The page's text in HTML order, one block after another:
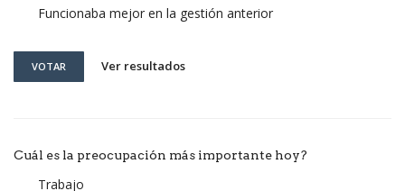
Funcionaba mejor en la gestión anterior
VOTAR Ver resultados
Cuál es la preocupación más importante hoy?
Trabajo